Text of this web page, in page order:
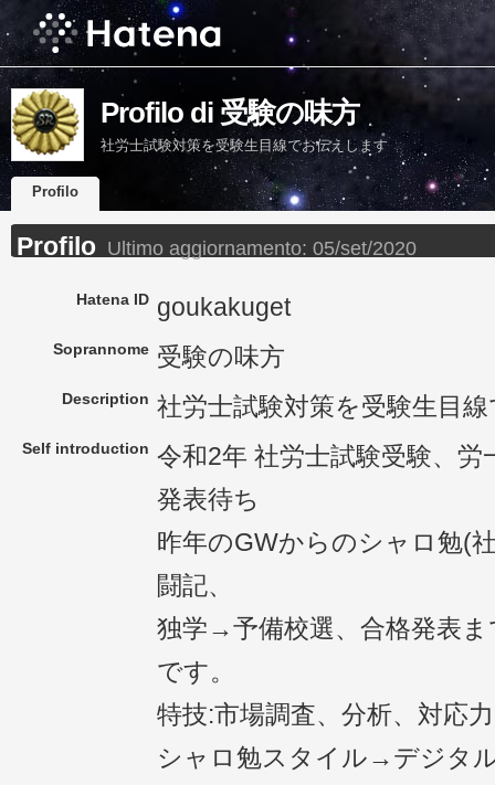
Profilo di 受験の味方
社労士試験対策を受験生目線でお伝えします
Profilo
Profilo Ultimo aggiornamento: 05/set/2020
Hatena ID goukakuget
Soprannome 受験の味方
Description 社労士試験対策を受験生目
Self introduction 令和2年 社労士試験受験、
発表待ち
昨年のGWからのシャロ勉(
闘記、
独学→予備校選、合格発表
です。
特技:市場調査、分析、対応力
シャロ勉スタイル→デジタ